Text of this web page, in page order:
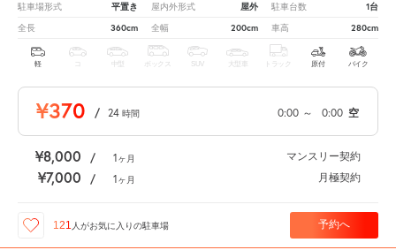
駐車場形式 平置き 屋内外形式 屋外 駐車台数 1台
全長 360cm 全幅 200cm 車高 280cm
軽 中型 ボックス SUV 大型車 トラック 原付 バイク
¥370 / 24 時間 0:00 ～ 0:00 空
¥8,000 / 1ヶ月 マンスリー契約
¥7,000 / 1ヶ月 月極契約
121 人がお気に入りの駐車場 予約へ